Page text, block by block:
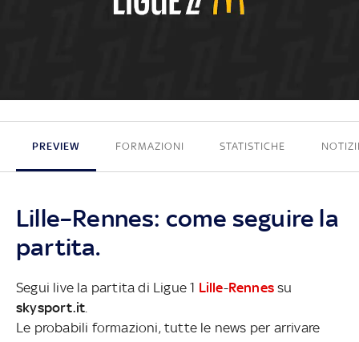
2 - 2
PREVIEW FORMAZIONI STATISTICHE
Lille–Rennes: come seguire la
partita.
Segui live la partita di Ligue 1 Lille-Rennes su
skysport.it
Le probabili formazioni, tutte le news per arrivare